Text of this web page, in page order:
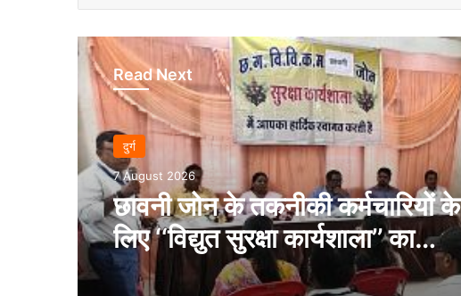
Read Next
दुर्ग
7 August 2026
छावनी जोन के तकनीकी कर्मचारियों के
लिए ‘‘विद्युत सुरक्षा कार्यशाला’’ का
आयोजन…